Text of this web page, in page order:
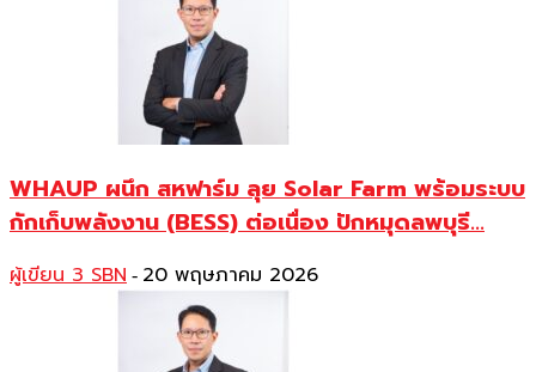
WHAUP ผนึก สหฟาร์ม ลุย Solar Farm พร้อมระบบ
กักเก็บพลังงาน (BESS) ต่อเนื่อง ปักหมุดลพบุรี...
ผู้เขียน 3 SBN - 20 พฤษภาคม 2026